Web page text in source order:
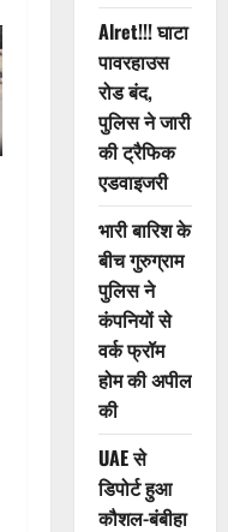
Alret!!! घाटा
पावरहाउस
रोड बंद,
पुलिस ने जारी
की ट्रैफिक
एडवाइजरी
भारी बारिश के
बीच गुरुग्राम
पुलिस ने
कंपनियों से
वर्क फ्रॉम
होम की अपील
की
UAE से
डिपोर्ट हुआ
कौशल-बंबीहा